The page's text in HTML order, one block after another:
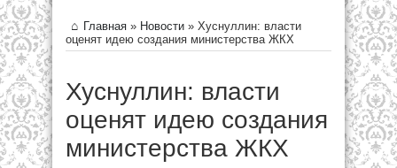
Главная » Новости » Хуснуллин: власти
оценят идею создания министерства ЖКХ
Хуснуллин: власти
оценят идею создания
министерства ЖКХ